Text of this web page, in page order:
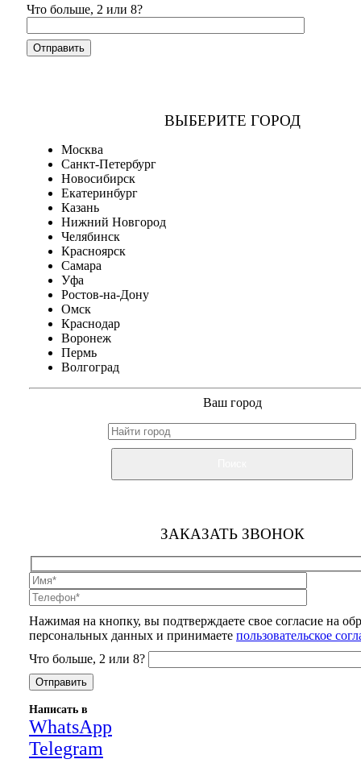
Что больше, 2 или 8?
ВЫБЕРИТЕ ГОРОД
Москва
Санкт-Петербург
Новосибирск
Екатеринбург
Казань
Нижний Новгород
Челябинск
Красноярск
Самара
Уфа
Ростов-на-Дону
Омск
Краснодар
Воронеж
Пермь
Волгоград
Ваш город
ЗАКАЗАТЬ ЗВОНОК
Нажимая на кнопку, вы подтверждаете свое согласие на
персональных данных и принимаете пользовательское
Что больше, 2 или 8?
Написать в
WhatsApp
Telegram